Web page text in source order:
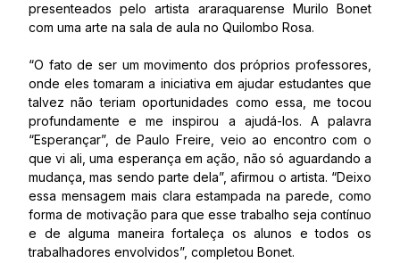
presenteados pelo artista araraquarense Murilo Bonet
com uma arte na sala de aula no Quilombo Rosa.
“O fato de ser um movimento dos próprios professores,
onde eles tomaram a iniciativa em ajudar estudantes que
talvez não teriam oportunidades como essa, me tocou
profundamente e me inspirou a ajudá-los. A palavra
“Esperançar”, de Paulo Freire, veio ao encontro com o
que vi ali, uma esperança em ação, não só aguardando a
mudança, mas sendo parte dela”, afirmou o artista. “Deixo
essa mensagem mais clara estampada na parede, como
forma de motivação para que esse trabalho seja contínuo
e de alguma maneira fortaleça os alunos e todos os
trabalhadores envolvidos”, completou Bonet.